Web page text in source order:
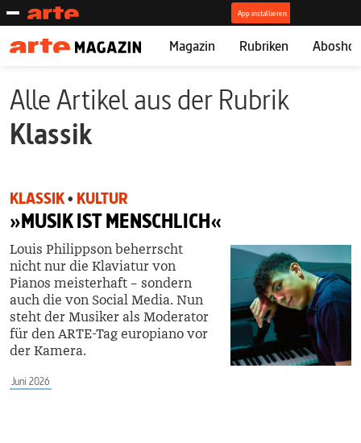
Magazin Rubriken
Alle Artikel aus der Rubrik
Klassik
KLASSIK• KULTUR
»MUSIK IST MENSCHLICH«
Louis Philippson beherrscht
nicht nur die Klaviatur von
Pianos meisterhaft – sondern
auch die von Social Media. Nun
steht der Musiker als Moderator
für den ARTE-Tag ­europiano vor
der Kamera.
Juni 2026